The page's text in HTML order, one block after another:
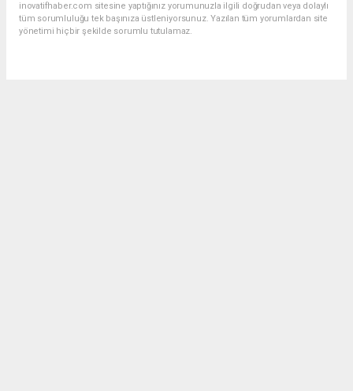
inovatifhaber.com sitesine yaptığınız yorumunuzla ilgili doğrudan veya dolaylı
tüm sorumluluğu tek başınıza üstleniyorsunuz. Yazılan tüm yorumlardan site
yönetimi hiçbir şekilde sorumlu tutulamaz.